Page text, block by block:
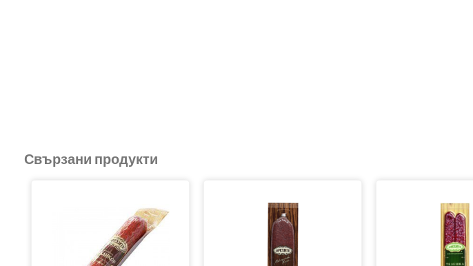
Свързани продукти